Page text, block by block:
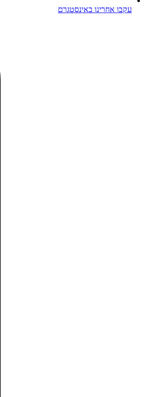
עקבו אחרינו באינסטגרם